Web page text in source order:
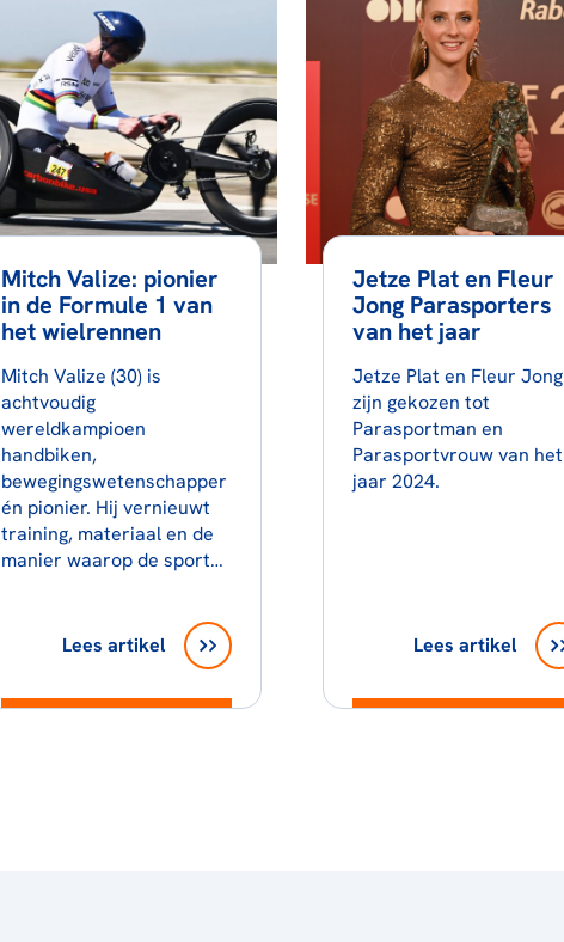
Mitch Valize: pionier
in de Formule 1 van
het wielrennen
Mitch Valize (30) is
achtvoudig
wereldkampioen
handbiken,
bewegingswetenschapper
én pionier. Hij vernieuwt
training, materiaal en de
manier waarop de sport…
Lees artikel
Jetze Plat en Fleur
Jong Parasporters
van het jaar
Jetze Plat en Fleur Jong
zijn gekozen tot
Parasportman en
Parasportvrouw van het
jaar 2024.
Lees artikel